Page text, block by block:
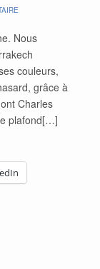
Nous
couleurs,
grâce à
Charles
plafond[…]